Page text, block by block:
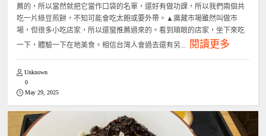
薦的，所以當然就把它當作口袋的名單，還好有做功課，所以我們兩個共
吃一片綠豆煎餅，不知可能會吃太飽或要外帶。▲廣藏市場雖然叫做市
場，但很多小吃店家，所以還蠻推薦過來的。看到順眼的店家，坐下來吃
一下，體驗一下在地美食。相信台灣人會過去還有另...
閱讀更多
Unknown
0
May 29, 2025